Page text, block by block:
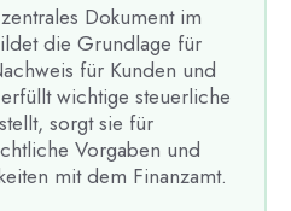
Dokument im
die Grundlage für
für Kunden und
wichtige steuerliche
sorgt sie für
Vorgaben und
mit dem Finanzamt.